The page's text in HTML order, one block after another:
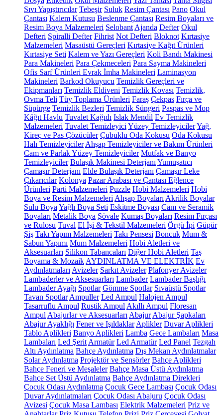
Sıvı Yapıştırıcılar Tebeşir Suluk Resim Çantası Pano Okul
Çantası Kalem Kutusu Beslenme Çantası Resim Boyaları ve
Resim Boya Malzemeleri Selobant Ajanda Defter Okul
Defteri Spiralli Defter Fihrist Not Defteri Bloknot Kırtasiye
Malzemeleri Masaüstü Gereçleri Kırtasiye Kağıt Ürünleri
Kırtasiye Seti Kalem ve Yazı Gereçleri Koli Bandı Makinesi
Para Makineleri Para Çekmeceleri Para Sayma Makineleri
Ofis Sarf Ürünleri Evrak İmha Makineleri Laminasyon
Makineleri Barkod Okuyucu Temizlik Gereçleri ve
Ekipmanları Temizlik Eldiveni Temizlik Kovası Temizlik,
Ovma Teli Tüy Toplama Ürünleri Faraş Çekpas Fırça ve
Süpürge Temizlik Bezleri Temizlik Süngeri Paspas ve Mop
Kâğıt Havlu Tuvalet Kağıdı Islak Mendil Ev Temizlik
Malzemeleri Tuvalet Temizleyici Yüzey TemizleyicilerYağ,
Kireç ve Pas Çözücüler Çubuklu Oda Kokusu Oda Kokusu
Halı Temizleyiciler Ahşap Temizleyiciler ve Bakım Ürünleri
Cam ve Parlak Yüzey Temizleyiciler Mutfak ve Banyo
Temizleyiciler Bulaşık Makinesi Deterjanı Yumuşatıcı
Çamaşır Deterjanı Elde Bulaşık Deterjanı Çamaşır Leke
Çıkarıcılar Kolonya Pazar Arabası ve Çantası Eğlence
Ürünleri Parti Malzemeleri Puzzle Hobi Malzemeleri Hobi
Boya ve Resim Malzemeleri Ahşap Boyaları Akrilik Boyalar
Sulu Boya Yağlı Boya Seti Eskitme Boyası Cam ve Seramik
Boyaları Metalik Boya Şövale Kumaş Boyaları Resim Fırçası
ve Rulosu Tuval El İşi & Tekstil Malzemeleri Örgü İpi Güpür
Şiş Takı Yapım Malzemeleri Takı Pensesi Boncuk Mum &
Sabun Yapımı Mum Malzemeleri Hobi Aletleri ve
Aksesuarları Silikon Tabancaları Diğer Hobi Aletleri Taş
Boyama & Mozaik AYDINLATMA VE ELEKTRİK Ev
Aydınlatmaları Avizeler Sarkıt Avizeler Plafonyer Avizeler
Lambaderler ve Aksesuarları Lambader Lambader Başlığı
Lambader Ayağı Spotlar Gömme Spotlar Sıvaüstü Spotlar
Tavan Spotlar Ampuller Led Ampul Halojen Ampul
Tasarruflu Ampul Rustik Ampul Akıllı Ampul Floresan
Ampul Abajurlar ve Aksesuarları Abajur Abajur Şapkaları
Abajur Ayaklığı Fener ve Işıldaklar Aplikler Duvar Aplikleri
Tablo Aplikleri Banyo Aplikleri Lamba Gece Lambaları Masa
Lambaları Led Şerit Armatür Led Armatür Led Panel Tezgah
Altı Aydınlatma Bahçe Aydınlatma Dış Mekan Aydınlatmalar
Solar Aydınlatma Projektör ve Sensörler Bahçe Aplikleri
Bahçe Feneri ve Meşaleler Bahçe Masa Üstü Aydınlatma
Bahçe Set Üstü Aydınlatma Bahçe Aydınlatma Direkleri
Çocuk Odası Aydınlatma Çocuk Gece Lambası Çocuk Odası
Duvar Aydınlatmaları Çocuk Odası Abajuru Çocuk Odası
Avizesi Çocuk Masa Lambası Elektrik Malzemeleri Priz ve